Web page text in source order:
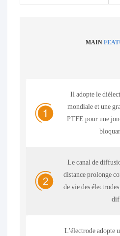
MAIN
Il adopte le
mondiale et une
PTFE pour une
Le canal de
distance prolonge
de vie des
L'électrode adopte